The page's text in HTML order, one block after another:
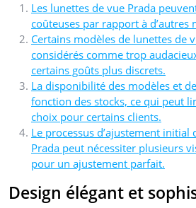
Les lunettes de vue Prada
coûteuses par rapport à d’autres
Certains modèles de lunettes de
considérés comme trop
certains goûts plus discrets.
La disponibilité des modèles et
fonction des stocks, ce qui peut
choix pour certains clients.
Le processus d’ajustement initial
Prada peut nécessiter plusieurs
pour un ajustement parfait.
Design élégant et